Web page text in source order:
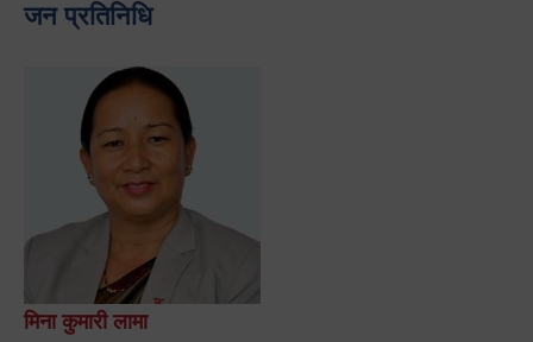
जन प्रतिनिधि
मिना कुमारी लामा